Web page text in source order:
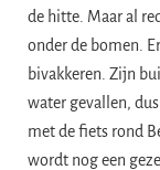
de hitte. Maar al
onder de bomen.
bivakkeren. Zijn
water gevallen,
met de fiets rond
wordt nog een